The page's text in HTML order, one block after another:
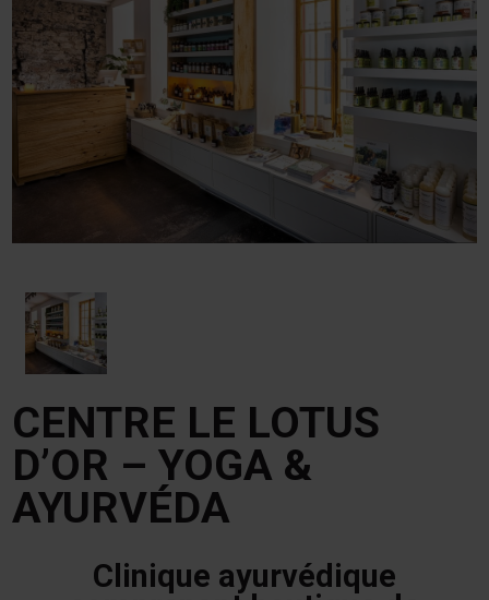
CENTRE LE LOTUS
D’OR – YOGA &
AYURVÉDA
Clinique ayurvédique